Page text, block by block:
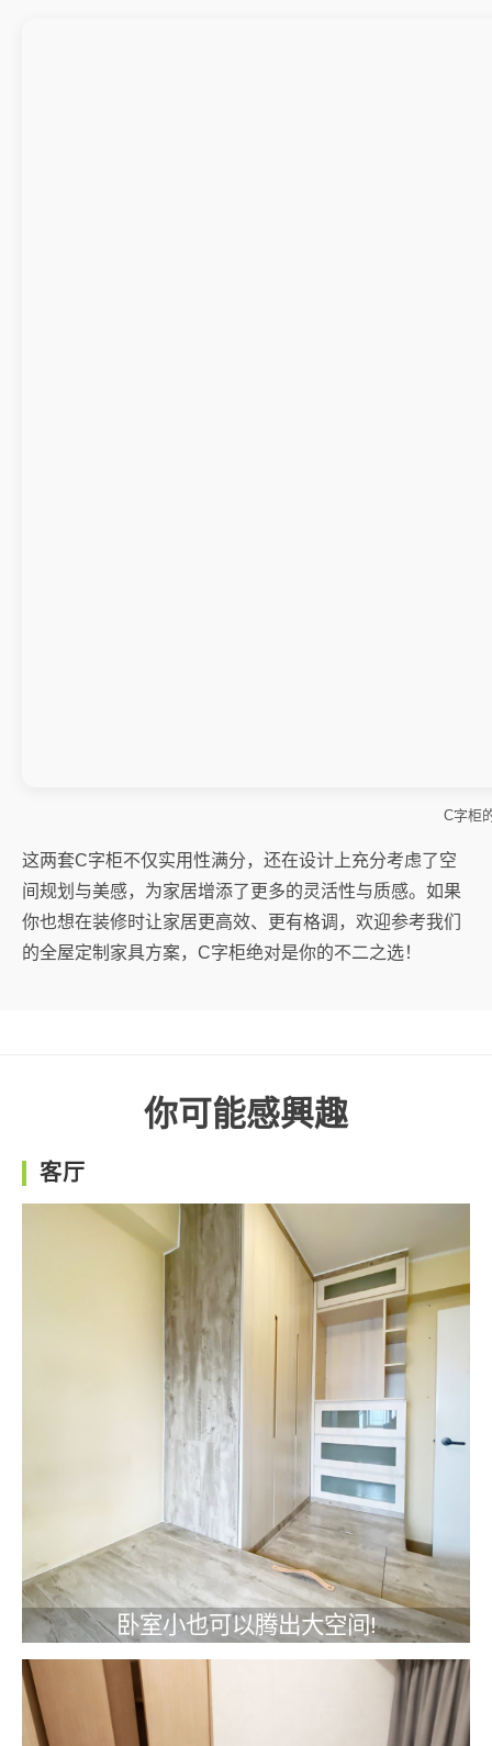
C字柜
这两套C字柜不仅实用性满分，还在设计上充分考虑了空
间规划与美感，为家居增添了更多的灵活性与质感。如果
你也想在装修时让家居更高效、更有格调，欢迎参考我们
的全屋定制家具方案，C字柜绝对是你的不二之选！
你可能感興趣
客厅
卧室小也可以腾出大空间!